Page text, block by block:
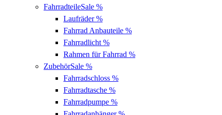
FahrradteileSale %
Laufräder%
Fahrrad Anbauteile %
Fahrradlicht %
Rahmen für Fahrrad %
ZubehörSale %
Fahrradschloss %
Fahrradtasche %
Fahrradpumpe %